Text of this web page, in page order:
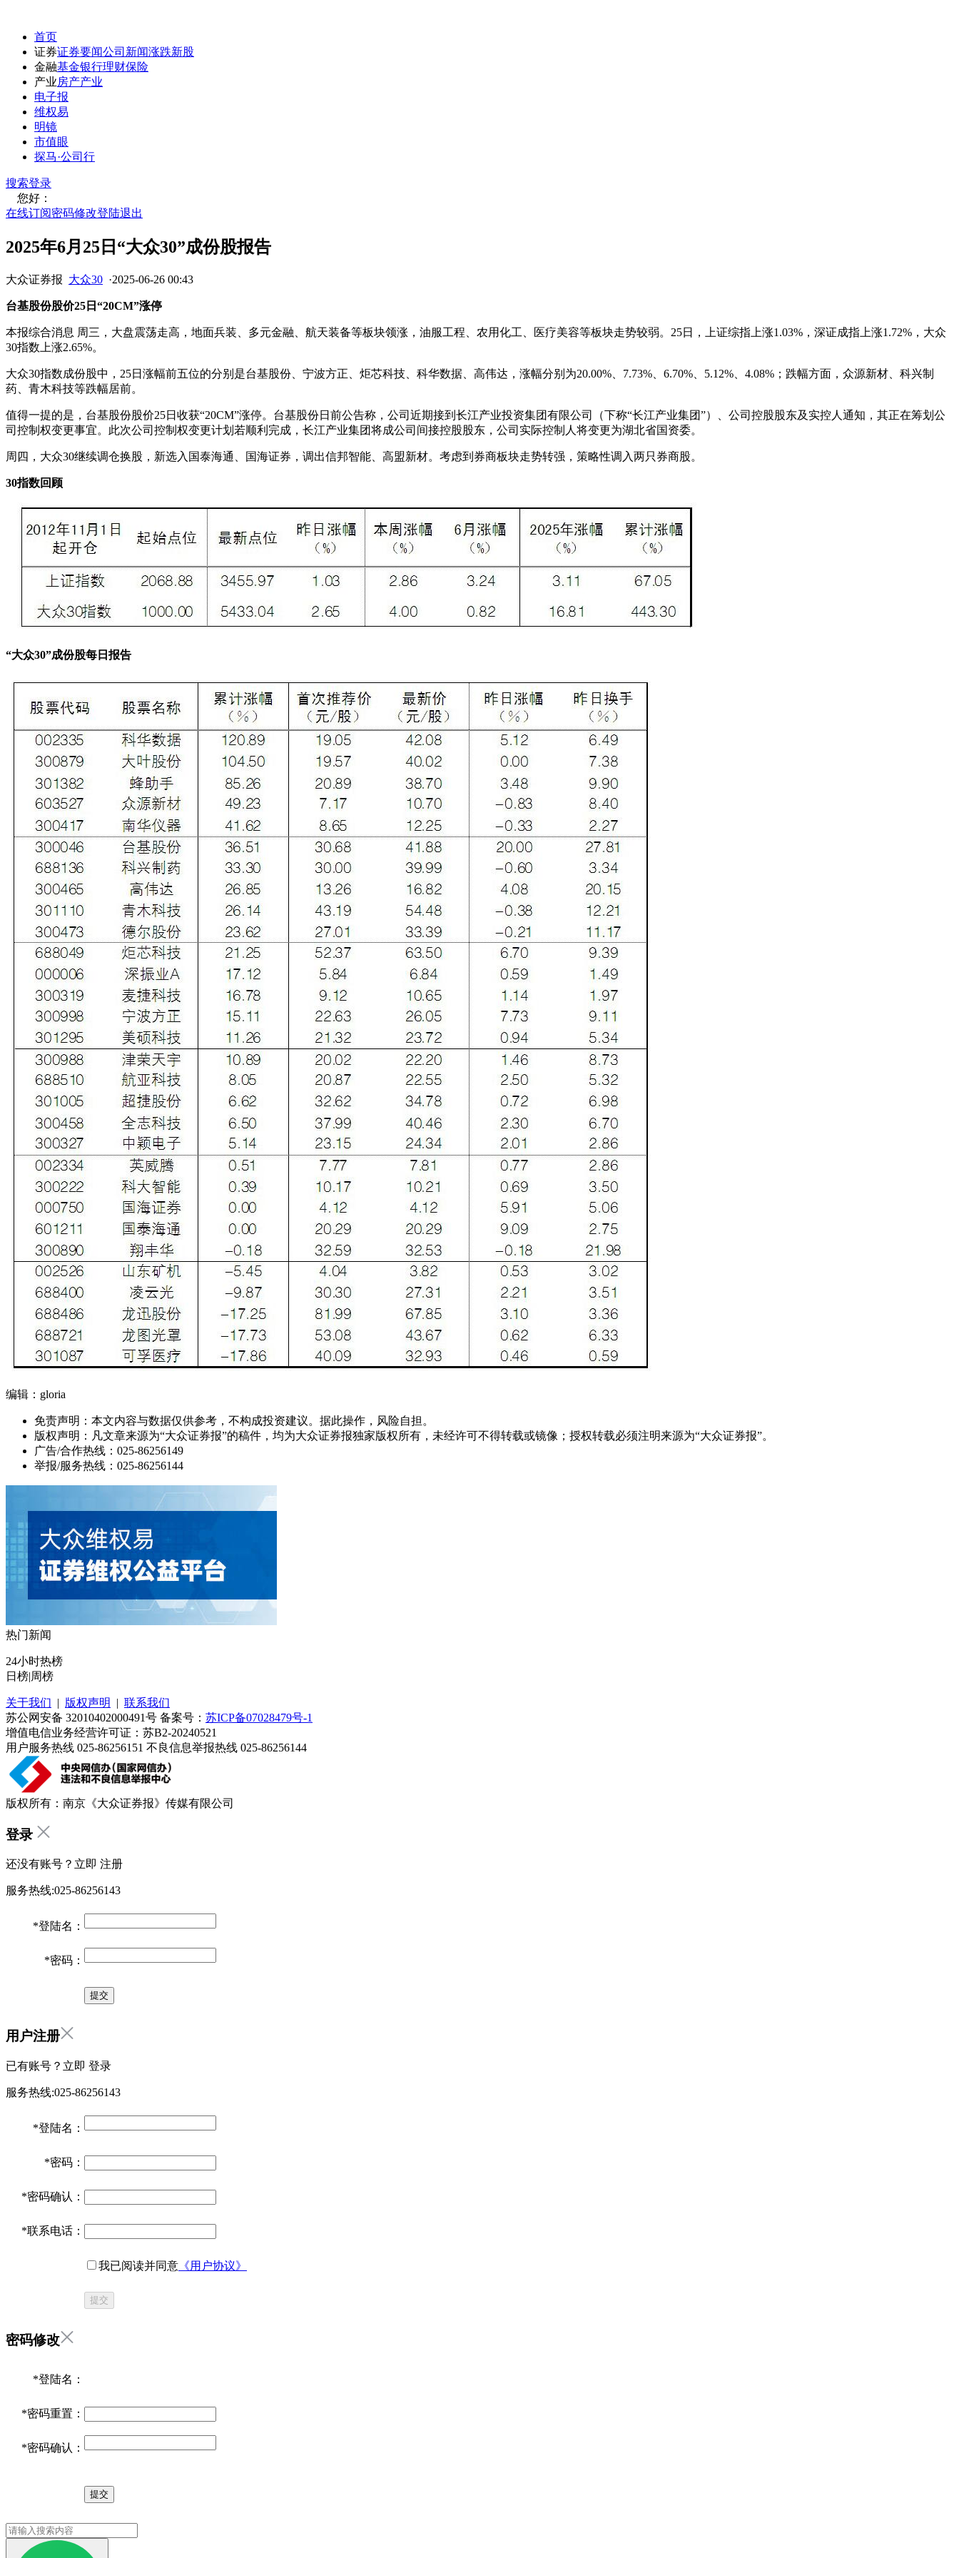
首页
证券证券要闻公司新闻涨跌新股
金融基金银行理财保险
产业房产产业
电子报
维权易
明镜
市值眼
探马·公司行
搜索登录
您好：
在线订阅密码修改登陆退出
2025年6月25日“大众30”成份股报告
大众证券报 大众30 ·2025-06-26 00:43
台基股份股价25日“20CM”涨停
本报综合消息 周三，大盘震荡走高，地面兵装、多元金融、航天装备等板块领涨，油服工程、农用化工、医疗美容等板块走势较弱。25日，上证综指上涨1.03%，深证成指上涨1.72%，大众
30指数上涨2.65%。
大众30指数成份股中，25日涨幅前五位的分别是台基股份、宁波方正、炬芯科技、科华数据、高伟达，涨幅分别为20.00%、7.73%、6.70%、5.12%、4.08%；跌幅方面，众源新材、科兴制
药、青木科技等跌幅居前。
值得一提的是，台基股份股价25日收获“20CM”涨停。台基股份日前公告称，公司近期接到长江产业投资集团有限公司（下称“长江产业集团”）、公司控股股东及实控人通知，其正在筹划公
司控制权变更事宜。此次公司控制权变更计划若顺利完成，长江产业集团将成公司间接控股股东，公司实际控制人将变更为湖北省国资委。
周四，大众30继续调仓换股，新选入国泰海通、国海证券，调出信邦智能、高盟新材。考虑到券商板块走势转强，策略性调入两只券商股。
30指数回顾
“大众30”成份股每日报告
编辑：gloria
免责声明：本文内容与数据仅供参考，不构成投资建议。据此操作，风险自担。
版权声明：凡文章来源为“大众证券报”的稿件，均为大众证券报独家版权所有，未经许可不得转载或镜像；授权转载必须注明来源为“大众证券报”。
广告/合作热线：025-86256149
举报/服务热线：025-86256144
热门新闻
24小时热榜
日榜|周榜
关于我们 | 版权声明 | 联系我们
苏公网安备 32010402000491号 备案号： 苏ICP备07028479号-1
增值电信业务经营许可证：苏B2-20240521
用户服务热线 025-86256151 不良信息举报热线 025-86256144
版权所有：南京《大众证券报》传媒有限公司
登录
还没有账号？立即 注册
服务热线:025-86256143
*登陆名：
*密码：
用户注册
已有账号？立即 登录
服务热线:025-86256143
*登陆名：
*密码：
*密码确认：
*联系电话：
我已阅读并同意 《用户协议》
提交
密码修改
*登陆名：
*密码重置：
*密码确认：